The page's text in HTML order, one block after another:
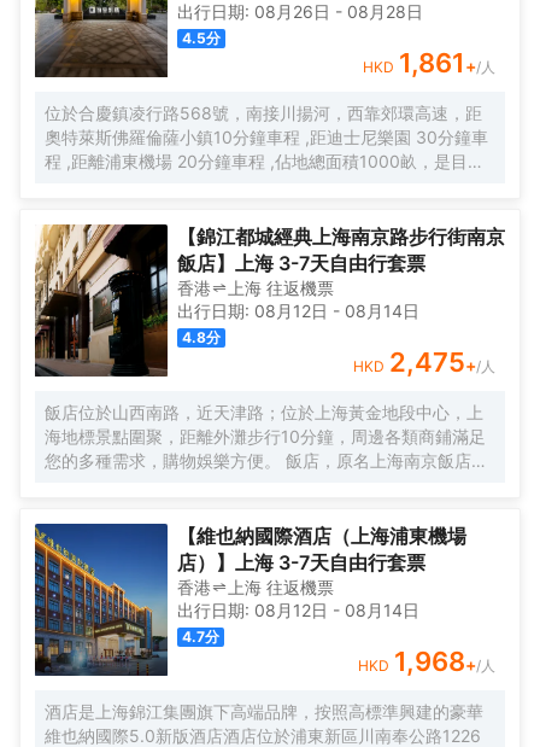
出行日期: 08月26日 - 08月28日
4.5分
HKD 1,861 +/人
位於合慶鎮凌行路568號，南接川揚河，西靠郊環高速，距
奧特萊斯佛羅倫薩小鎮10分鐘車程 ,距迪士尼樂園 30分鐘車
程 ,距離浦東機場 20分鐘車程 ,佔地總面積1000畝，是目前
培訓於一體的綜合度假景區。 酒店整體以蘇式園林為主調，
精緻、古樸的四合院酒店 古色古香、花草蘢葱、鳥語花香 配
以現代化的設施以及標準化、人性化的服務。
【錦江都城經典上海南京路步行街南京
飯店】上海 3-7天自由行套票
香港 上海 往返機票
出行日期: 08月12日 - 08月14日
4.8分
HKD 2,475+/人
飯店位於山西南路，近天津路；位於上海黃金地段中心，上
海地標景點圍聚，距離外灘步行10分鐘，周邊各類商鋪滿足
您的多種需求，購物娛樂方便。 飯店，原名上海南京飯店。
上海文壇人士聚會的場所，文壇巨匠巴金、魯迅等都曾和南
京飯店結下不解之緣，是巴金早期宴請賓客及重大宴請之
地。 飯店配有無線WIFI、中西式自助餐廳、大堂吧、會議
室，自助餐廳提供營養、豐富、藝術的自助早餐，多種選擇
的午晚餐，每日下午2點至4點提供“社交時光”供您享用飲
料、小食，飯店是您旅遊、商務的上佳選擇。
【維也納國際酒店（上海浦東機場
店）】上海 3-7天自由行套票
香港 上海 往返機票
出行日期: 08月12日 - 08月14日
4.7分
HKD 1,968+/人
酒店是上海錦江集團旗下高端品牌，按照高標準興建的豪華
維也納國際5.0新版酒店酒店位於浦東新區川南奉公路1226